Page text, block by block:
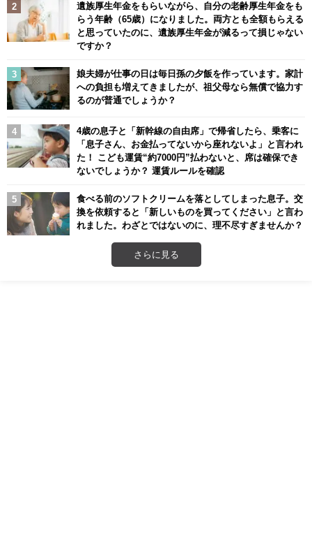
遺族厚生年金をもらいながら、自分の老齢厚生年金をも
らう年齢（65歳）になりました。両方とも全額もらえる
と思っていたのに、遺族厚生年金が減るって損じゃない
ですか？
娘夫婦が仕事の日は毎日孫の夕飯を作っています。家計
への負担も増えてきましたが、祖父母なら無償で協力す
るのが普通でしょうか？
4歳の息子と「新幹線の自由席」で帰省したら、乗客に
「息子さん、お金払ってないから座れないよ」と言われ
た！ こども運賃“約7000円”払わないと、席は確保でき
ないでしょうか？ 運賃ルールを確認
食べる前のソフトクリームを落としてしまった息子。交
換を依頼すると「新しいものを買ってください」と言わ
れました。わざとではないのに、理不尽すぎませんか？
さらに見る